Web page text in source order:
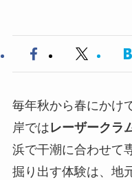
毎年秋から春にかけ
岸ではレーザークラ
浜で干潮に合わせて
掘り出す体験は、地